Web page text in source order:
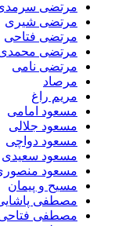
مرتضی
مرتضی شیری
مرتضی فتاحی
مرتضی
مرتضی نامی
مرصاد
مریم راغ
مسعود امامی
مسعود جلالی
مسعود دواچی
مسعود سعیدی
مسعود
مسیح و پیمان
مصطفی
مصطفی